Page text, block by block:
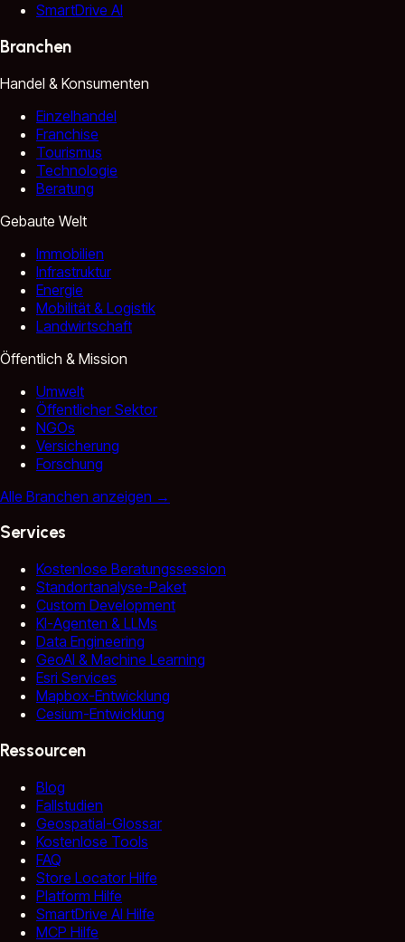
SmartDrive AI
Branchen
Handel & Konsumenten
Einzelhandel
Franchise
Tourismus
Technologie
Beratung
Gebaute Welt
Immobilien
Infrastruktur
Energie
Mobilität & Logistik
Landwirtschaft
Öffentlich & Mission
Umwelt
Öffentlicher Sektor
NGOs
Versicherung
Forschung
Alle Branchen anzeigen →
Services
Kostenlose Beratungssession
Standortanalyse-Paket
Custom Development
KI-Agenten & LLMs
Data Engineering
GeoAI & Machine Learning
Esri Services
Mapbox-Entwicklung
Cesium-Entwicklung
Ressourcen
Blog
Fallstudien
Geospatial-Glossar
Kostenlose Tools
FAQ
Store Locator Hilfe
Platform Hilfe
SmartDrive AI Hilfe
MCP Hilfe